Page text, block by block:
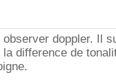
doppler. Il
difference de